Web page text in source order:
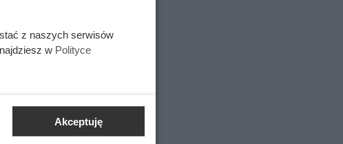
z naszych serwisów
w Polityce
Akceptuję